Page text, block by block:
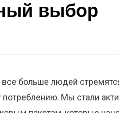
выбор
больше людей
Мы стали